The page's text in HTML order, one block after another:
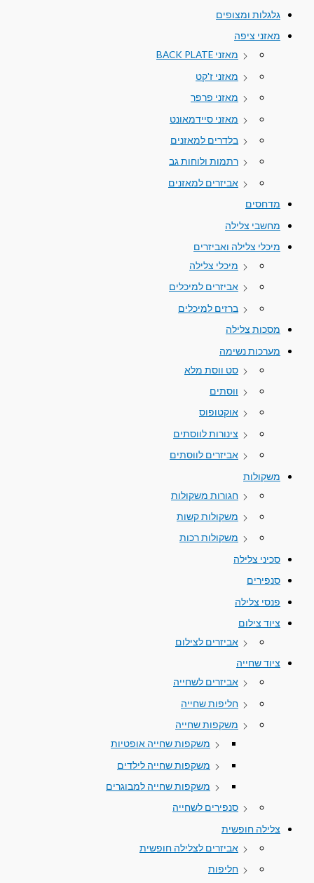
גלגלות ומצופים
מאזני ציפה
מאזני BACK PLATE
מאזני ז'קט
מאזני פרפר
מאזני סיידמאונט
בלדרים למאזנים
רתמות ולוחות גב
אביזרים למאזנים
מדחסים
מחשבי צלילה
מיכלי צלילה ואביזרים
מיכלי צלילה
אביזרים למיכלים
ברזים למיכלים
מסכות צלילה
מערכות נשימה
סט ווסת מלא
ווסתים
אוקטופוס
צינורות לווסתים
אביזרים לווסתים
משקולות
חגורות משקולות
משקולות קשות
משקולות רכות
סכיני צלילה
סנפירים
פנסי צלילה
ציוד צילום
אביזרים לצילום
ציוד שחייה
אביזרים לשחייה
חליפות שחייה
משקפות שחייה
משקפות שחייה אופטיות
משקפות שחייה לילדים
משקפות שחייה למבוגרים
סנפירים לשחייה
צלילה חופשית
אביזרים לצלילה חופשית
חליפות